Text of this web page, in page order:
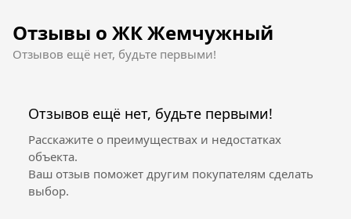
Отзывы о ЖК Жемчужный
Отзывов ещё нет, будьте первыми!
Отзывов ещё нет, будьте первыми!
Расскажите о преимуществах и недостатках
объекта.
Ваш отзыв поможет другим покупателям сделать
выбор.